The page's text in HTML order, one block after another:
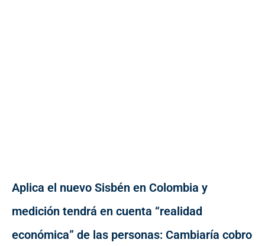
Aplica el nuevo Sisbén en Colombia y
medición tendrá en cuenta “realidad
económica” de las personas: Cambiaría cobro